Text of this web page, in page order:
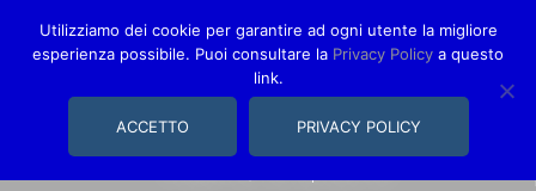
comunica@fondazionecarisal.it089 230611
Utilizziamo dei cookie per garantire ad ogni utente la migliore
esperienza possibile. Puoi consultare la Privacy Policy a questo
link.
ACCETTO PRIVACY POLICY